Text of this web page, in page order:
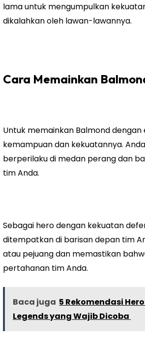
lama untuk mengumpulkan
dikalahkan oleh lawan-lawannya.
Cara Memainkan
Untuk memainkan Balmond
kemampuan dan kekuatannya.
berperilaku di medan perang dan
tim Anda.
Sebagai hero dengan kekuatan
ditempatkan di barisan depan tim
atau pejuang dan memastikan
pertahanan tim Anda.
Baca juga 5 Rekomendasi
Legends yang Wajib Dicoba